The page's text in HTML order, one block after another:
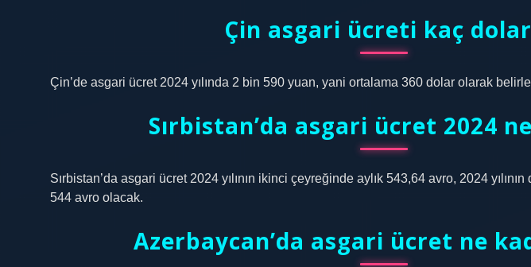
Çin asgari ücreti kaç
Çin’de asgari ücret 2024 yılında 2 bin 590 yuan, yani ortalama 360 dolar olarak
Sırbistan’da asgari ücret 2024
Sırbistan’da asgari ücret 2024 yılının ikinci çeyreğinde aylık 543,64 avro, 2024
544 avro olacak.
Azerbaycan’da asgari ücret ne